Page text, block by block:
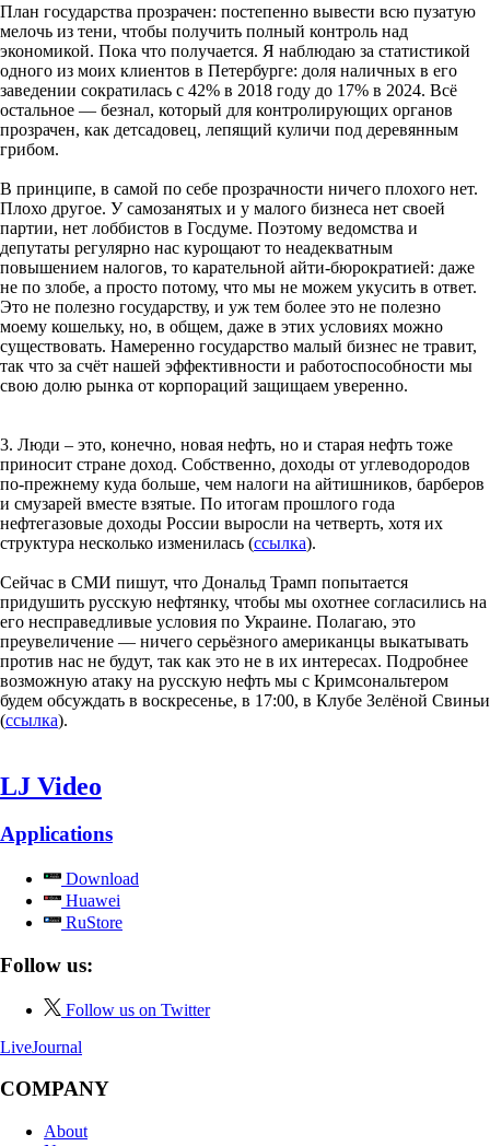
План государства прозрачен: постепенно вывести всю пузатую
мелочь из тени, чтобы получить полный контроль над
экономикой. Пока что получается. Я наблюдаю за статистикой
одного из моих клиентов в Петербурге: доля наличных в его
заведении сократилась с 42% в 2018 году до 17% в 2024. Всё
остальное — безнал, который для контролирующих органов
прозрачен, как детсадовец, лепящий куличи под деревянным
грибом.
В принципе, в самой по себе прозрачности ничего плохого нет.
Плохо другое. У самозанятых и у малого бизнеса нет своей
партии, нет лоббистов в Госдуме. Поэтому ведомства и
депутаты регулярно нас курощают то неадекватным
повышением налогов, то карательной айти-бюрократией: даже
не по злобе, а просто потому, что мы не можем укусить в ответ.
Это не полезно государству, и уж тем более это не полезно
моему кошельку, но, в общем, даже в этих условиях можно
существовать. Намеренно государство малый бизнес не травит,
так что за счёт нашей эффективности и работоспособности мы
свою долю рынка от корпораций защищаем уверенно.
3. Люди – это, конечно, новая нефть, но и старая нефть тоже
приносит стране доход. Собственно, доходы от углеводородов
по-прежнему куда больше, чем налоги на айтишников, барберов
и смузарей вместе взятые. По итогам прошлого года
нефтегазовые доходы России выросли на четверть, хотя их
структура несколько изменилась (ссылка).
Сейчас в СМИ пишут, что Дональд Трамп попытается
придушить русскую нефтянку, чтобы мы охотнее согласились на
его несправедливые условия по Украине. Полагаю, это
преувеличение — ничего серьёзного американцы выкатывать
против нас не будут, так как это не в их интересах. Подробнее
возможную атаку на русскую нефть мы с Кримсональтером
будем обсуждать в воскресенье, в 17:00, в Клубе Зелёной Свиньи
(ссылка).
LJ Video
Applications
Download
Huawei
RuStore
Follow us:
Follow us on Twitter
LiveJournal
COMPANY
About